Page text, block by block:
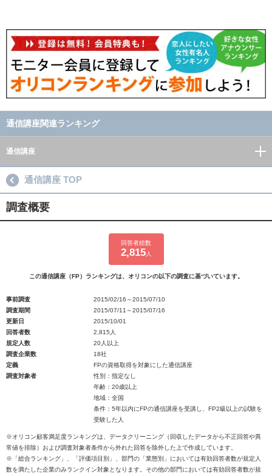
通信講座関連ランキング
通信講座
通信講座 TOP
調査概要
回答者総数
2,815人
この通信講座（FP）ランキングは、オリコンの以下の調査に基づいています。
事前調査
2015/02/16～2015/07/10
調査期間
2015/07/11～2015/07/16
更新日
2015/10/01
回答者数
2,815人
規定人数
20人以上
調査企業数
18社
定義
FPの資格取得を対象にした通信講座
調査対象者
性別：指定なし
年齢：20歳以上
地域：全国
条件：5年以内にFPの通信講座を受講し、FP2級以上の試験を
受験した人
※オリコン顧客満足度ランキングは、データクリーニング（回収したデータから不正回答や異
常値を排除）および調査対象者条件から外れた回答を除外した上で作成しています。
※「総合ランキング」、「評価項目別」、部門の「業態別」においては有効回答者数が規定人
数を満たした企業のみランクイン対象となります。その他の部門においては有効回答者数が規